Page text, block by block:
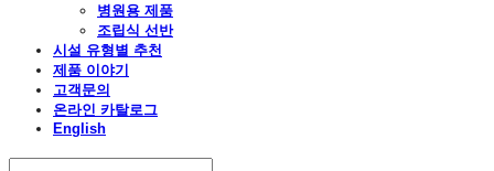
병원용 제품
조립식 선반
시설 유형별 추천
제품 이야기
고객문의
온라인 카탈로그
English